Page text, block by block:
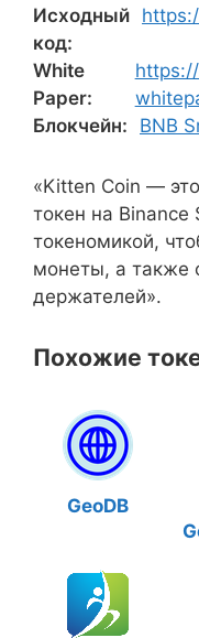
Исходный
код:
White
Paper:
Блокчейн:
BNB
«Kitten Coin —
токен на
токеномикой,
монеты, а также
держателей».
Похожие
GeoDB